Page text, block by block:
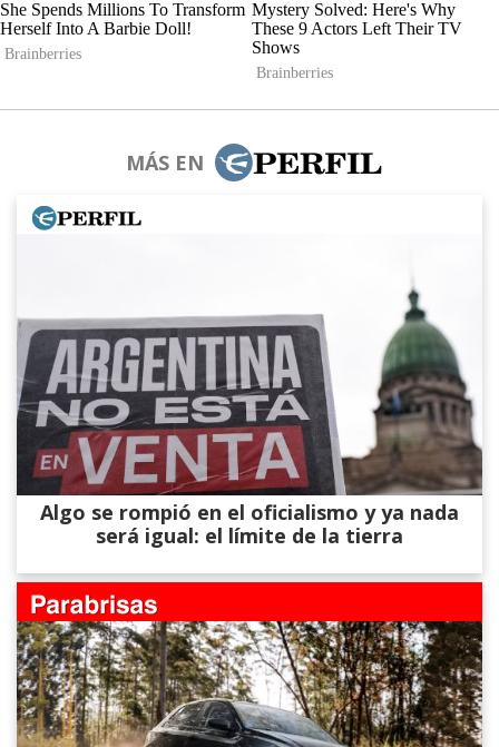
MÁS EN
Algo se rompió en el oficialismo y ya nada
será igual: el límite de la tierra